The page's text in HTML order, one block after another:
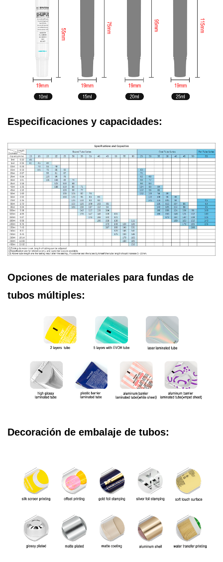
Especificaciones y capacidades:
Opciones de materiales para fundas de
tubos múltiples:
Decoración de embalaje de tubos: